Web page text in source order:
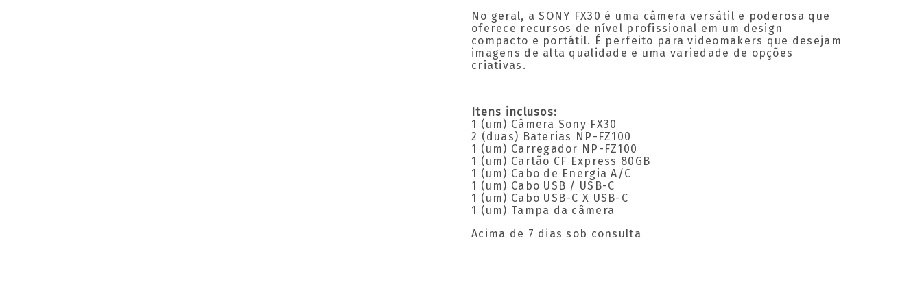
No geral, a SONY FX30 é uma câmera versátil e poderosa que
oferece recursos de nível profissional em um design
compacto e portátil. É perfeito para videomakers que desejam
imagens de alta qualidade e uma variedade de opções
criativas.
Itens inclusos:
1 (um) Câmera Sony FX30
2 (duas) Baterias NP-FZ100
1 (um) Carregador NP-FZ100
1 (um) Cartão CF Express 80GB
1 (um) Cabo de Energia A/C
1 (um) Cabo USB / USB-C
1 (um) Cabo USB-C X USB-C
1 (um) Tampa da câmera
Acima de 7 dias sob consulta